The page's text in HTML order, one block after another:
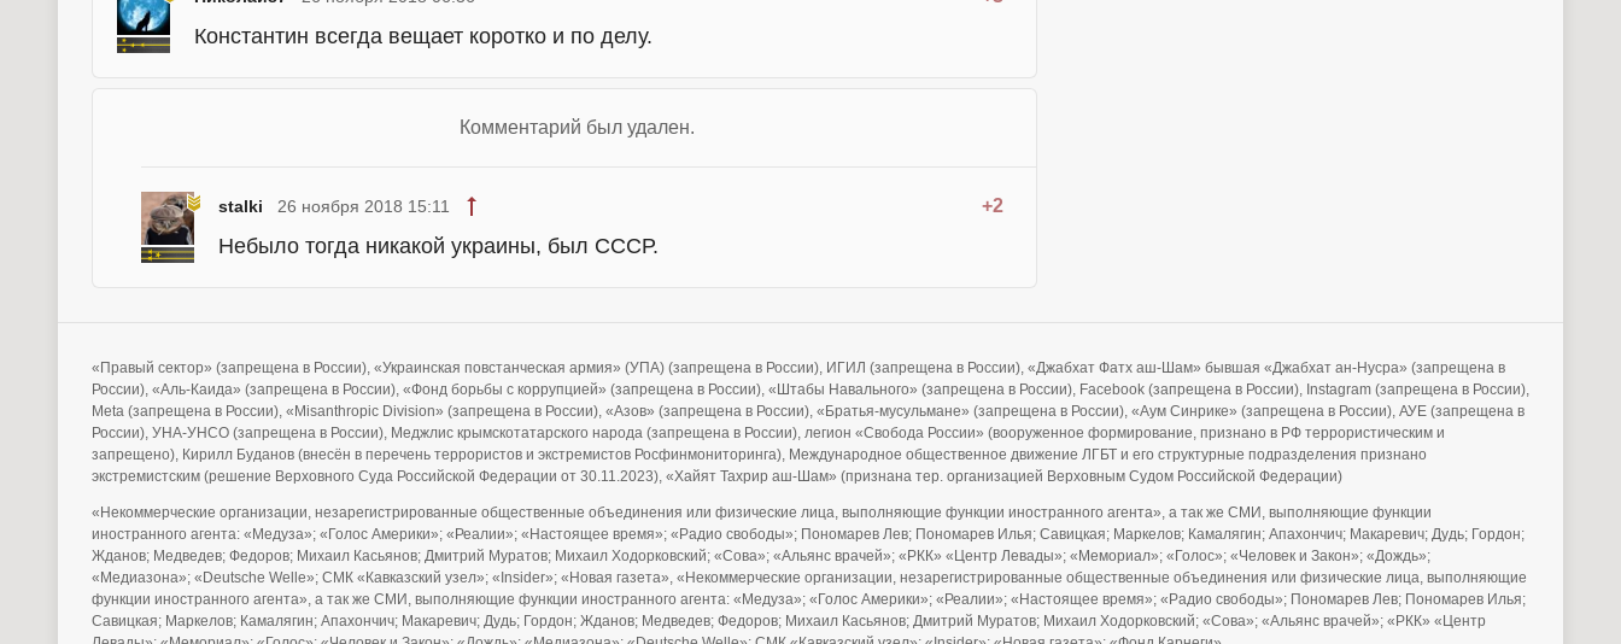
Константин всегда вещает коротко и по делу.
Комментарий был удален.
stalki +2
26 ноября 2018 15:11
Небыло тогда никакой украины, был СССР.
«Правый сектор» (запрещена в России), «Украинская повстанческая армия» (УПА) (запрещена в России), ИГИЛ (запрещена в России), «Джабхат Фатх аш-Шам» бывшая «Джабхат ан-Нусра» (запрещена в
России), «Аль-Каида» (запрещена в России), «Фонд борьбы с коррупцией» (запрещена в России), «Штабы Навального» (запрещена в России), Facebook (запрещена в России), Instagram (запрещена в России),
Meta (запрещена в России), «Misanthropic Division» (запрещена в России), «Азов» (запрещена в России), «Братья-мусульмане» (запрещена в России), «Аум Синрике» (запрещена в России), АУЕ (запрещена в
России), УНА-УНСО (запрещена в России), Меджлис крымскотатарского народа (запрещена в России), легион «Свобода России» (вооруженное формирование, признано в РФ террористическим и
запрещено), Кирилл Буданов (внесён в перечень террористов и экстремистов Росфинмониторинга), Международное общественное движение ЛГБТ и его структурные подразделения признано
экстремистским (решение Верховного Суда Российской Федерации от 30.11.2023), «Хайят Тахрир аш-Шам» (признана тер. организацией Верховным Судом Российской Федерации)
«Некоммерческие организации, незарегистрированные общественные объединения или физические лица, выполняющие функции иностранного агента», а так же СМИ, выполняющие функции
иностранного агента: «Медуза»; «Голос Америки»; «Реалии»; «Настоящее время»; «Радио свободы»; Пономарев Лев; Пономарев Илья; Савицкая; Маркелов; Камалягин; Апахончич; Макаревич; Дудь; Гордон;
Жданов; Медведев; Федоров; Михаил Касьянов; Дмитрий Муратов; Михаил Ходорковский; «Сова»; «Альянс врачей»; «РКК» «Центр Левады»; «Мемориал»; «Голос»; «Человек и Закон»; «Дождь»;
«Медиазона»; «Deutsche Welle»; СМК «Кавказский узел»; «Insider»; «Новая газета», «Некоммерческие организации, незарегистрированные общественные объединения или физические лица, выполняющие
функции иностранного агента», а так же СМИ, выполняющие функции иностранного агента: «Медуза»; «Голос Америки»; «Реалии»; «Настоящее время»; «Радио свободы»; Пономарев Лев; Пономарев Илья;
Савицкая; Маркелов; Камалягин; Апахончич; Макаревич; Дудь; Гордон; Жданов; Медведев; Федоров; Михаил Касьянов; Дмитрий Муратов; Михаил Ходорковский; «Сова»; «Альянс врачей»; «РКК» «Центр